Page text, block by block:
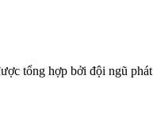
tổng hợp bởi đội ngũ